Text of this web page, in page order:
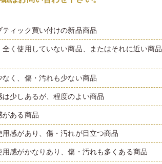
ティック買い付けの新品商品
全く使用していない商品、またはそれに近い商品
なく、傷・汚れも少ない商品
は少しあるが、程度のよい商品
がある商品
用感があり、傷・汚れが目立つ商品
用感がかなりあり、傷・汚れも多くある商品